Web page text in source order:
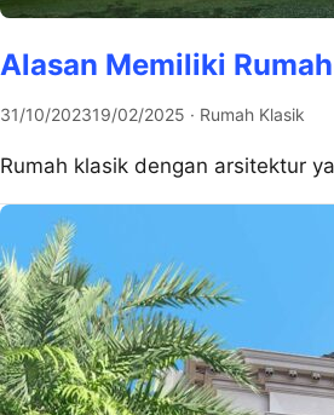
Alasan Memiliki
31/10/202319/02/2025 · Rumah Klasik
Rumah klasik dengan arsitektur